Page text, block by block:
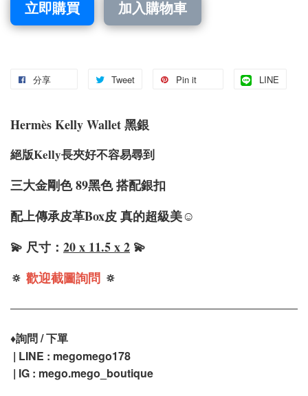
立即購買 加入購物車
分享 Tweet Pin it LINE
Hermès Kelly Wallet 黑銀
絕版Kelly長夾好不容易尋到
三大金剛色 89黑色 搭配銀扣
配上傳承皮革Box皮 真的超級美☺️
💫 尺寸： 20 x 11.5 x 2 💫
🔅 歡迎截圖詢問 🔅
♦️詢問 / 下單
| LINE : megomego178
| IG : mego.mego_boutique